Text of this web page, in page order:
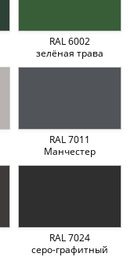
RAL 6002
зелёная трава
RAL 7011
Манчестер
RAL 7024
серо-графитный